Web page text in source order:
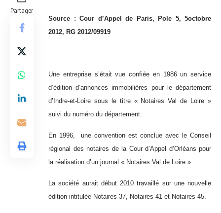
Partager
Source : Cour d’Appel de Paris, Pole 5, 5octobre
2012, RG 2012/09919
Une entreprise s’était vue confiée en 1986 un service
d’édition d’annonces immobilières pour le département
d’Indre-et-Loire sous le titre « Notaires Val de Loire »
suivi du numéro du département.
En 1996, une convention est conclue avec le Conseil
régional des notaires de la Cour d’Appel d’Orléans pour
la réalisation d’un journal « Notaires Val de Loire ».
La société aurait début 2010 travaillé sur une nouvelle
édition intitulée Notaires 37, Notaires 41 et Notaires 45.